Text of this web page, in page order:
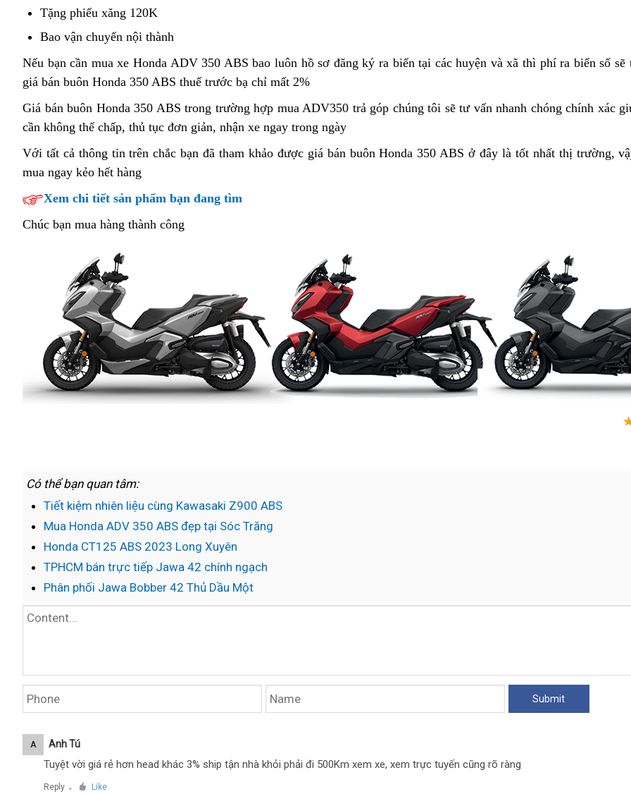
thoải
mái
Tặng phiếu xăng 120K
rẻ
địch
Bao vận chuyển nội thành
kiểm
soát
kéo
Nếu bạn cần mua xe Honda ADV 350 ABS đồ
chơi
bao luôn hồ sơ đăng ký ra biểnbảng
Honda
ABS
tại các huyện và xã thì phí ra biển số sẽ
giá bán buôn Honda 350 ABS thuế trước bạ chỉ mất 2%
giá
Honda
350
Giá bán buôn Honda 350 ABS trong trường hợp Honda
ADV
350
mua ADV350 trả góp chiết
chúng tôi sẽ tư vấn nhanh chóng chính xác
cần không thế chấp, cửa
hàng
nào
giá
rẻ
thủ tục đơn giản, quà
tặng
nhận xe ngay trong ngày
dẫn
Với tất cả thông tin trên Honda
350
giá
phân
chắc bạn đã tham khảo được giá bán buôn Honda 350 ABS ở đây là tốt nhất thị trường,
mua ngay kẻo hết hàng
xe
hãng
Xem chi tiết sản phẩm bạn đang tìm
Chúc bạn mua hàng thành công
Có thể bạn quan tâm:
Tiết kiệm nhiên liệu cùng Kawasaki Z900 ABS
Mua Honda ADV 350 ABS đẹp tại Sóc Trăng
Honda CT125 ABS 2023 Long Xuyên
TPHCM bán trực tiếp Jawa 42 chính ngạch
Phân phối Jawa Bobber 42 Thủ Dầu Một
A Anh Tú
Tuyệt vời giá rẻ hơn head khác 3% ship tận nhà khỏi phải đi 500Km xem xe, xem trực tuyến cũng rõ ràng
Reply ● Like